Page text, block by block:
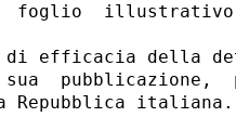
foglio  illustrativo
efficacia della